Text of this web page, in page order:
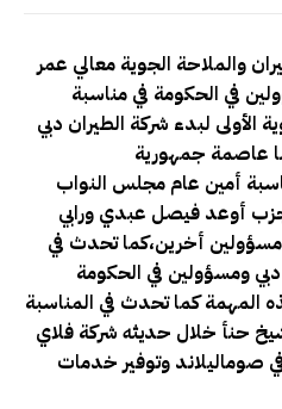
والملاحة الجوية معالي عمر
في الحكومة في مناسبة
الأولى لبدء شركة الطيران دبي
عاصمة جمهورية
أمين عام مجلس النواب
أوعد فيصل عبدي ورابي
أخرين،كما تحدث في
ومسؤولين في الحكومة
كما تحدث في المناسبة
شيخ حنأ خلال حديثه شركة فلاي
صوماليلاند وتوفير خدمات